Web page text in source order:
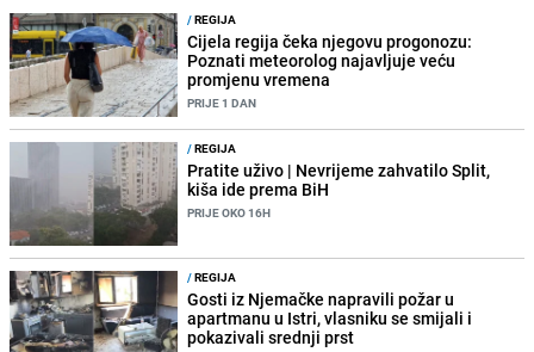
/REGIJA
Cijela regija čeka njegovu progonozu:
Poznati meteorolog najavljuje veću
promjenu vremena
PRIJE 1 DAN
/REGIJA
Pratite uživo | Nevrijeme zahvatilo Split,
kiša ide prema BiH
PRIJE OKO 16H
/REGIJA
Gosti iz Njemačke napravili požar u
apartmanu u Istri, vlasniku se smijali i
pokazivali srednji prst